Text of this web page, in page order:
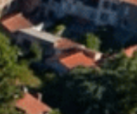
Services pratiques